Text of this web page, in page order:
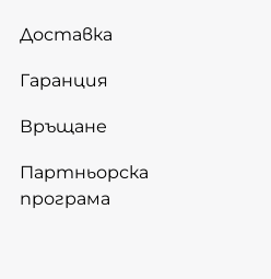
Доставка
Гаранция
Връщане
Партньорска
програма